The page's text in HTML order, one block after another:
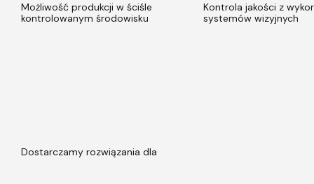
Możliwość produkcji w ściśle
kontrolowanym środowisku
Kontrola jakości z
systemów wizyjnych
Dostarczamy rozwiązania dla